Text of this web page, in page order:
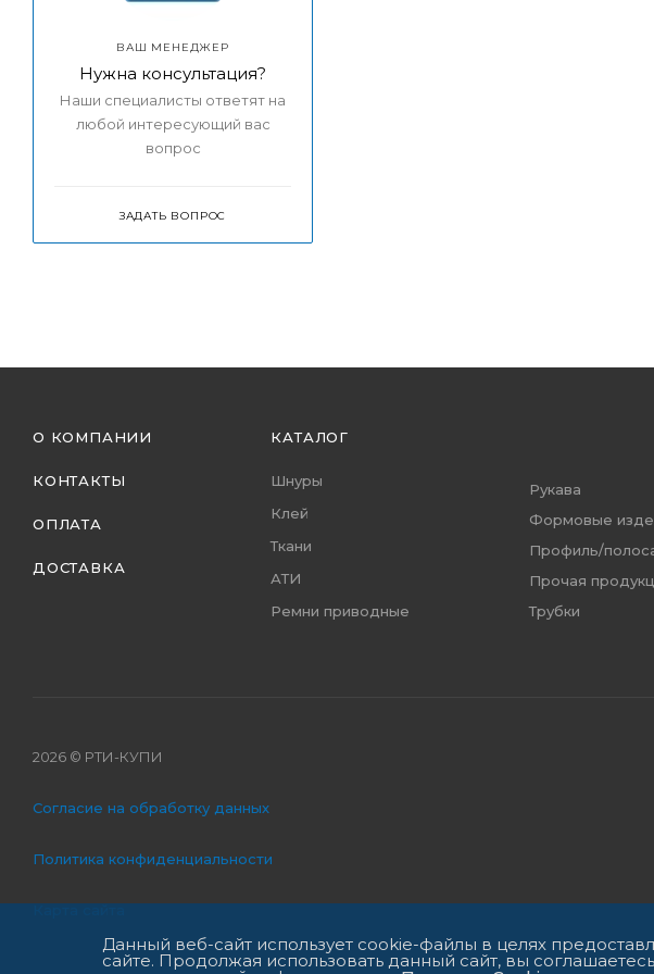
ВАШ МЕНЕДЖЕР
Нужна консультация?
Наши специалисты ответят на
любой интересующий вас
вопрос
ЗАДАТЬ ВОПРОС
О КОМПАНИИ
КОНТАКТЫ
ОПЛАТА
ДОСТАВКА
КАТАЛОГ
Шнуры
Клей
Ткани
АТИ
Ремни приводные
Рукава
Формовые
Профиль/
Прочая
Трубки
2026 © РТИ-КУПИ
Согласие на обработку данных
Политика конфиденциальности
Данный веб-сайт использует cookie-файлы в целях
сайте. Продолжая использовать данный сайт, вы